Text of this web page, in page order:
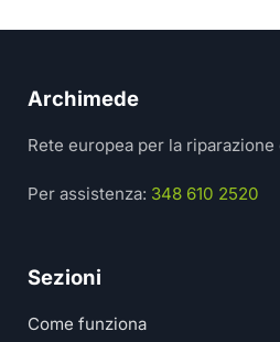
Archimede
Rete europea per la
Per assistenza: 348 610 2520
Sezioni
Come funziona